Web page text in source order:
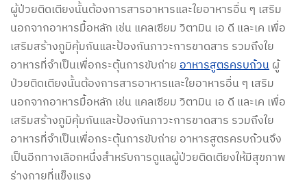
ผู้ป่วยติดเตียงนั้นต้องการสารอาหารและใยอาหารอื่น ๆ เสริม
นอกจากอาหารมื้อหลัก เช่น แคลเซียม วิตามิน เอ ดี และเค เพื่อ
เสริมสร้างภูมิคุ้มกันและป้องกันภาวะการขาดสาร รวมถึงใย
อาหารที่จำเป็นเพื่อกระตุ้นการขับถ่ายอาหารสูตรครบถ้วนผู้
ป่วยติดเตียงนั้นต้องการสารอาหารและใยอาหารอื่น ๆ เสริม
นอกจากอาหารมื้อหลัก เช่น แคลเซียม วิตามิน เอ ดี และเค เพื่อ
เสริมสร้างภูมิคุ้มกันและป้องกันภาวะการขาดสาร รวมถึงใย
อาหารที่จำเป็นเพื่อกระตุ้นการขับถ่าย อาหารสูตรครบถ้วนจึง
เป็นอีกทางเลือกหนึ่งสำหรับการดูแลผู้ป่วยติดเตียงให้มีสุขภาพ
ร่างกายที่แข็งแรง